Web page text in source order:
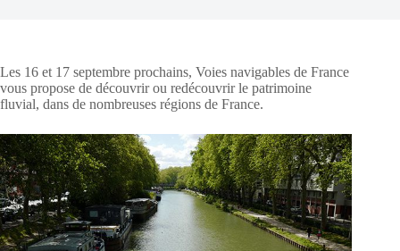
Les 16 et 17 septembre prochains, Voies navigables de France
vous propose de découvrir ou redécouvrir le patrimoine
fluvial, dans de nombreuses régions de France.